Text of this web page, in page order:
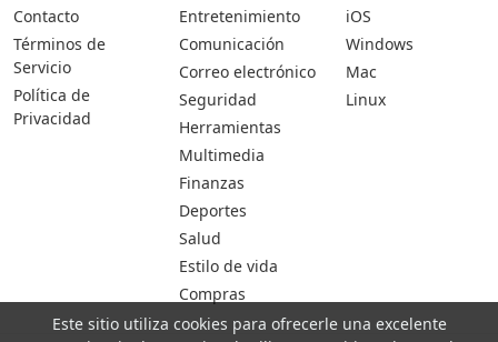
Contacto
Términos de
Servicio
Política de
Privacidad
Entretenimiento
Comunicación
Correo electrónico
Seguridad
Herramientas
Multimedia
Finanzas
Deportes
Salud
Estilo de vida
Compras
iOS
Windows
Mac
Linux
Este sitio utiliza cookies para ofrecerle una excelente